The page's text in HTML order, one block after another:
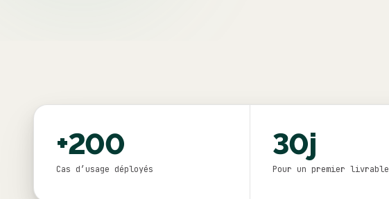
+200
Cas d’usage déployés
30j
Pour un premier livrable